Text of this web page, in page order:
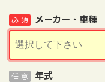
メーカー・車種
必 須
年式
任 意